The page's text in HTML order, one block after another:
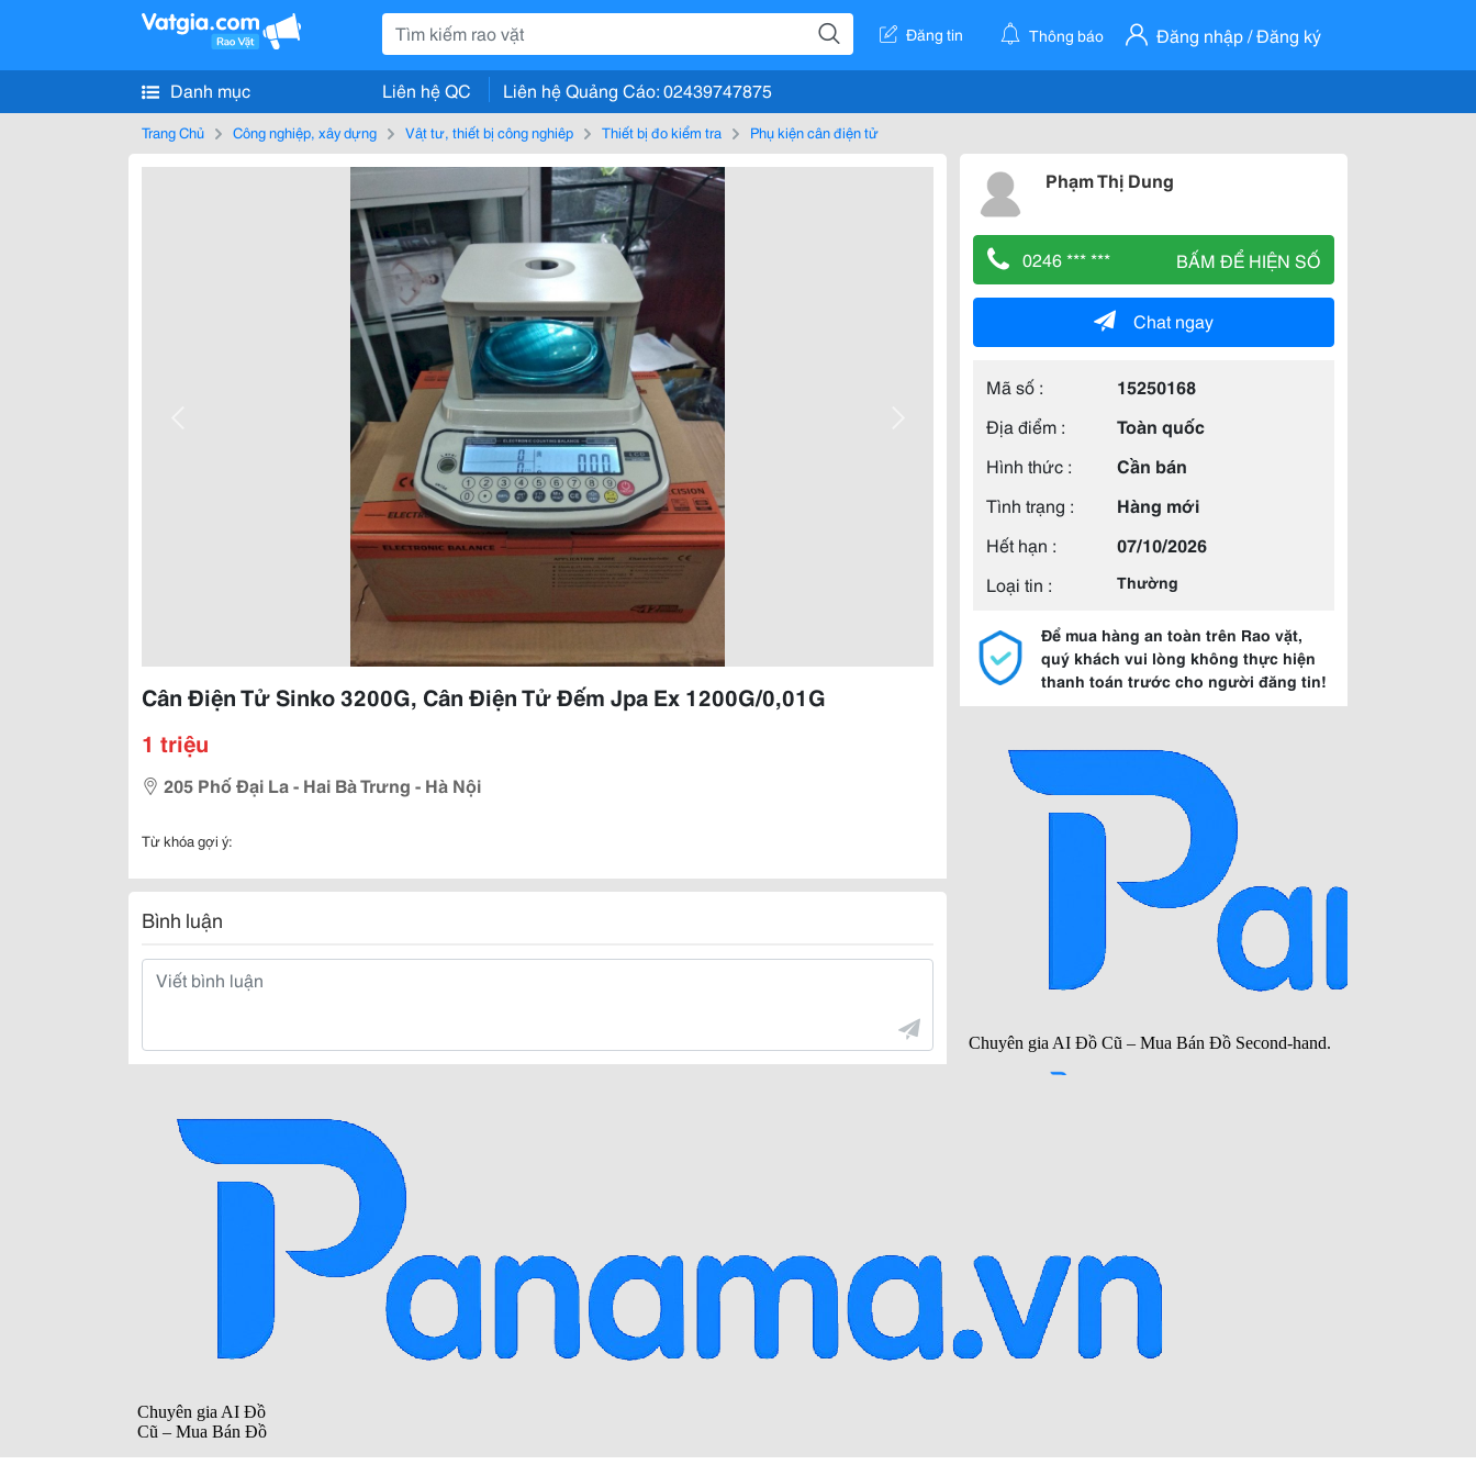
Đăng tin Thông báo Đăng nhập / Đăng ký
Danh mục Liên hệ QC Liên hệ Quảng Cáo: 02439747875
Trang Chủ Công nghiệp, xây dựng Vật tư, thiết bị công nghiệp Thiết bị đo kiểm tra Phụ kiện cân điện tử
Cân Điện Tử Sinko 3200G, Cân Điện Tử Đếm Jpa Ex 1200G/0,01G
1 triệu
205 Phố Đại La - Hai Bà Trưng - Hà Nội
Từ khóa gợi ý:
Bình luận
Phạm Thị Dung
0246 *** *** BẤM ĐỂ HIỆN SỐ
Chat ngay
Mã số :
15250168
Địa điểm :
Toàn quốc
Hình thức :
Cần bán
Tình trạng :
Hàng mới
Hết hạn :
07/10/2026
Loại tin :
Thường
Để mua hàng an toàn trên Rao vặt,
quý khách vui lòng không thực hiện
thanh toán trước cho người đăng tin!